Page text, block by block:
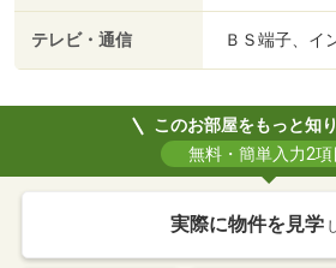
テレビ・通信 ＢＳ端子、イ
このお部屋をもっと知
無料・簡単入力2項
実際に物件を見学